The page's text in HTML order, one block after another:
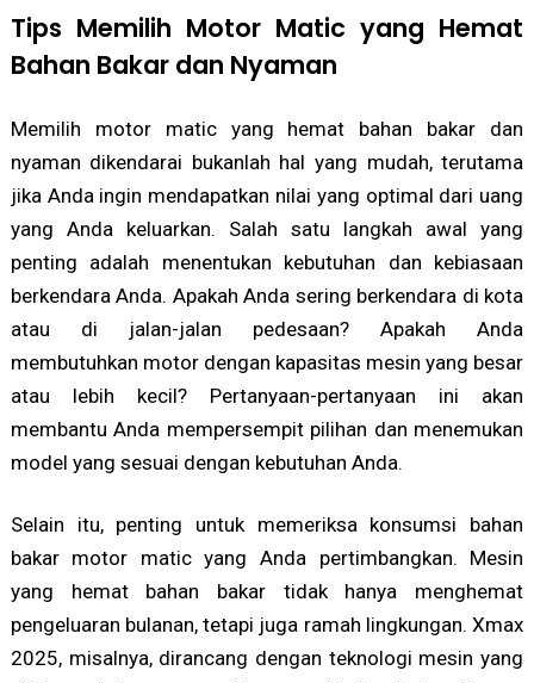
Tips Memilih Motor Matic yang Hemat
Bahan Bakar dan Nyaman
Memilih motor matic yang hemat bahan bakar dan
nyaman dikendarai bukanlah hal yang mudah, terutama
jika Anda ingin mendapatkan nilai yang optimal dari uang
yang Anda keluarkan. Salah satu langkah awal yang
penting adalah menentukan kebutuhan dan kebiasaan
berkendara Anda. Apakah Anda sering berkendara di kota
atau di jalan-jalan pedesaan? Apakah Anda
membutuhkan motor dengan kapasitas mesin yang besar
atau lebih kecil? Pertanyaan-pertanyaan ini akan
membantu Anda mempersempit pilihan dan menemukan
model yang sesuai dengan kebutuhan Anda.
Selain itu, penting untuk memeriksa konsumsi bahan
bakar motor matic yang Anda pertimbangkan. Mesin
yang hemat bahan bakar tidak hanya menghemat
pengeluaran bulanan, tetapi juga ramah lingkungan. Xmax
2025, misalnya, dirancang dengan teknologi mesin yang